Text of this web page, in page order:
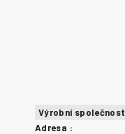
Výrobní společnost
Adresa :